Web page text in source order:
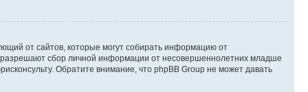
от сайтов, которые могут собирать информацию от
разрешают сбор личной информации от несовершеннолетних младше
Обратите внимание, что phpBB Group не может давать